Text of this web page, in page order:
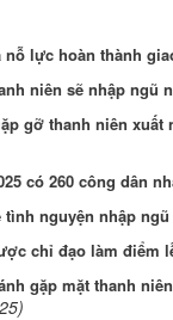
lực hoàn thành
niên sẽ nhập ngũ
gỡ thanh niên
có 260 công dân
nguyện nhập
chỉ đạo làm điểm
gặp mặt thanh